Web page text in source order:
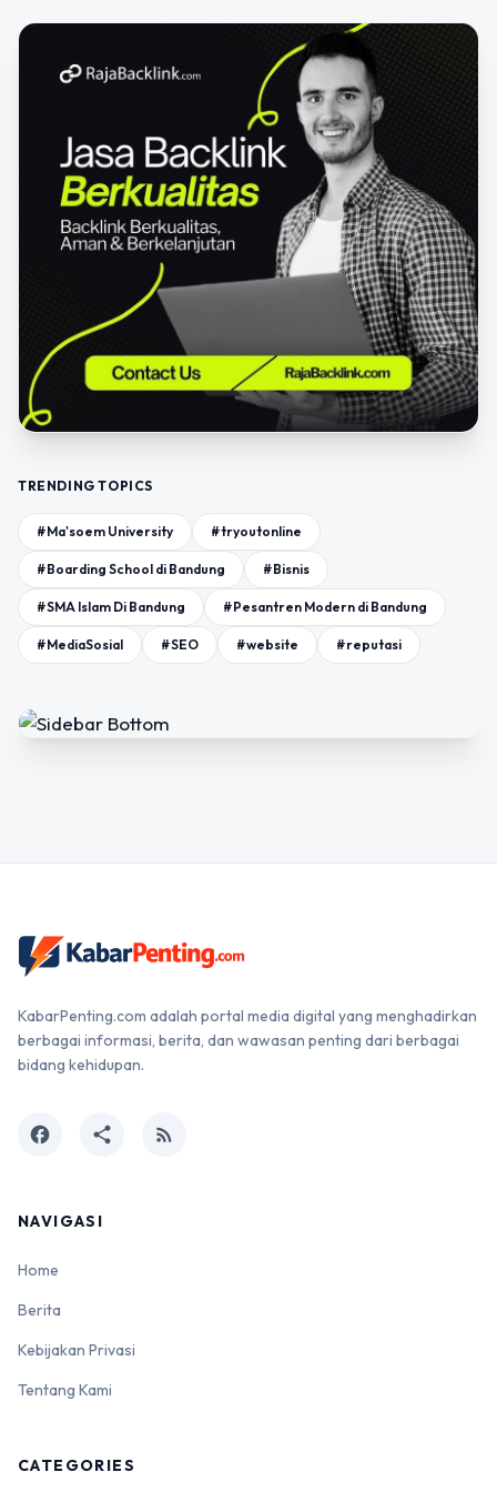
TRENDING TOPICS
#Ma'soem University #tryoutonline
#Boarding School di Bandung #Bisnis
#SMA Islam Di Bandung #Pesantren Modern di Bandung
#MediaSosial #SEO #website #reputasi
KabarPenting.com adalah portal media digital yang menghadirkan
berbagai informasi, berita, dan wawasan penting dari berbagai
bidang kehidupan.
facebook share rss_feed
NAVIGASI
Home
Berita
Kebijakan Privasi
Tentang Kami
CATEGORIES